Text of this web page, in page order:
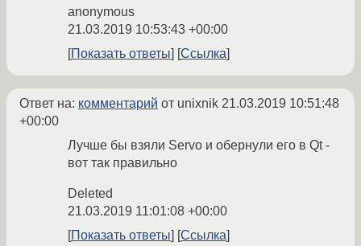
anonymous
21.03.2019 10:53:43 +00:00
Показать ответы
Ссылка
Ответ на: комментарий от unixnik 21.03.2019 10:51:48
+00:00
Лучше бы взяли Servo и обернули его в Qt -
вот так правильно
Deleted
21.03.2019 11:01:08 +00:00
Показать ответы
Ссылка